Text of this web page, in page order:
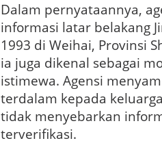
Dalam pernyataannya,
informasi latar belakang
1993 di Weihai, Provinsi
ia juga dikenal sebagai
istimewa. Agensi
terdalam kepada
tidak menyebarkan
terverifikasi.